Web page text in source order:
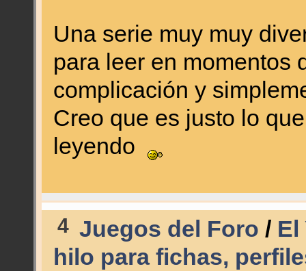
Una serie muy muy
para leer en momentos
complicación y
Creo que es justo lo
leyendo
4 Juegos del Foro / El
hilo para fichas,